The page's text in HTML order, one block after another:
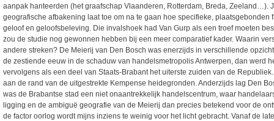
aanpak hanteerden (het graafschap Vlaanderen, Rotterdam, Breda, Zeeland…).
geografische afbakening laat toe om na te gaan hoe specifieke,
geloof en geloofsbeleving. Die invalshoek had Van Gurp als een troef moeten
zou de studie nog gewonnen hebben bij een meer comparatief kader. Waarin
andere streken? De Meierij van Den Bosch was enerzijds in verschillende
de zestiende eeuw in de schaduw van handelsmetropolis Antwerpen, dan werd
vervolgens als een deel van Staats-Brabant het uiterste zuiden van de
aan de rand van de uitgestrekte Kempense heidegronden. Anderzijds lag Den
was de Brabantse stad een niet onaantrekkelijk handelscentrum, waar
ligging en de ambiguë geografie van de Meierij dan precies betekend voor de
de factor oorlog wordt mijns inziens te weinig voor het licht gebracht. Vanaf de